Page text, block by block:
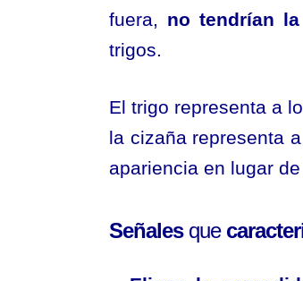
fuera, no tendrían
trigos.
El trigo representa a
la cizaña representa
apariencia en lugar
Señalesque